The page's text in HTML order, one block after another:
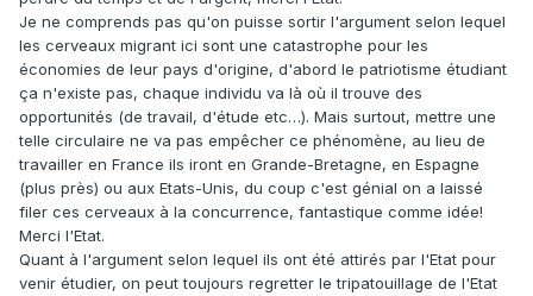
Je ne comprends pas qu'on puisse sortir l'argument selon lequel
les cerveaux migrant ici sont une catastrophe pour les
économies de leur pays d'origine, d'abord le patriotisme étudiant
ça n'existe pas, chaque individu va là où il trouve des
opportunités (de travail, d'étude etc…). Mais surtout, mettre une
telle circulaire ne va pas empêcher ce phénomène, au lieu de
travailler en France ils iront en Grande-Bretagne, en Espagne
(plus près) ou aux Etats-Unis, du coup c'est génial on a laissé
filer ces cerveaux à la concurrence, fantastique comme idée!
Merci l'Etat.
Quant à l'argument selon lequel ils ont été attirés par l'Etat pour
venir étudier, on peut toujours regretter le tripatouillage de l'Etat